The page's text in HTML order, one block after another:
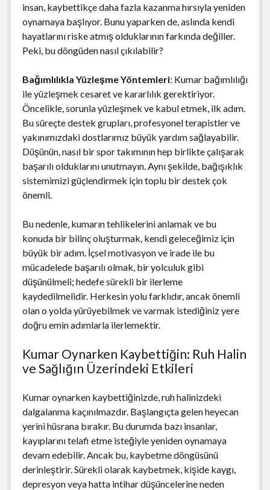
insan, kaybettikçe daha fazla kazanma hırsıyla yeniden
oynamaya başlıyor. Bunu yaparken de, aslında kendi
hayatlarını riske atmış olduklarının farkında değiller.
Peki, bu döngüden nasıl çıkılabilir?
Bağımlılıkla Yüzleşme Yöntemleri: Kumar bağımlılığı
ile yüzleşmek cesaret ve kararlılık gerektiriyor.
Öncelikle, sorunla yüzleşmek ve kabul etmek, ilk adım.
Bu süreçte destek grupları, profesyonel terapistler ve
yakınımızdaki dostlarımız büyük yardım sağlayabilir.
Düşünün, nasıl bir spor takımının hep birlikte çalışarak
başarılı olduklarını unutmayın. Aynı şekilde, bağışıklık
sistemimizi güçlendirmek için toplu bir destek çok
önemli.
Bu nedenle, kumarın tehlikelerini anlamak ve bu
konuda bir bilinç oluşturmak, kendi geleceğimiz için
büyük bir adım. İçsel motivasyon ve irade ile bu
mücadelede başarılı olmak, bir yolculuk gibi
düşünülmeli; hedefe sürekli bir ilerleme
kaydedilmelidir. Herkesin yolu farklıdır, ancak önemli
olan o yolda yürüyebilmek ve varmak istediğiniz yere
doğru emin adımlarla ilerlemektir.
Kumar Oynarken Kaybettiğin: Ruh Halin
ve Sağlığın Üzerindeki Etkileri
Kumar oynarken kaybettiğinizde, ruh halinizdeki
dalgalanma kaçınılmazdır. Başlangıçta gelen heyecan
yerini hüsrana bırakır. Bu durumda bazı insanlar,
kayıplarını telafi etme isteğiyle yeniden oynamaya
devam edebilir. Ancak bu, kaybetme döngüsünü
derinleştirir. Sürekli olarak kaybetmek, kişide kaygı,
depresyon veya hatta intihar düşüncelerine neden